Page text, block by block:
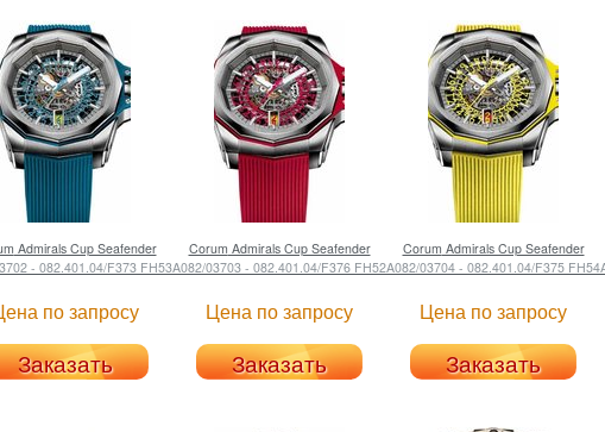
Admirals Cup Seafender
- 082.401.04/F373 FH53
по запросу
Заказать
Corum Admirals Cup Seafender
A082/03703 - 082.401.04/F376 FH52
Цена по запросу
Заказать
Corum Admirals Cup Seafender
A082/03704 - 082.401.04/F375 FH54
Цена по запросу
Заказать